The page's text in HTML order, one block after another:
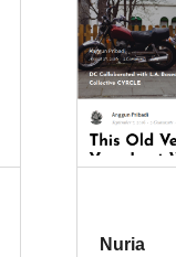
Nuria